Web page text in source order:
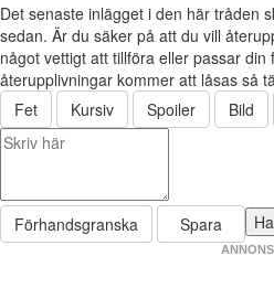
Det senaste inlägget i den här tråden
sedan. Är du säker på att du vill
något vettigt att tillföra eller passar
återupplivningar kommer att låsas så
Fet
Kursiv Spoiler Bild
Förhandsgranska Spara
ANNONS